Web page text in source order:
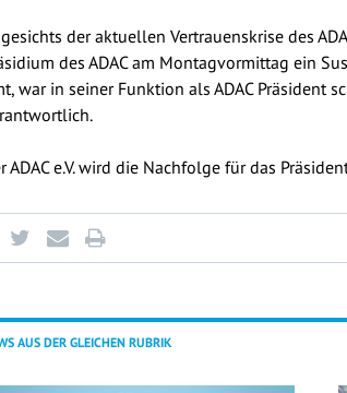
der aktuellen Vertrauenskrise des
des ADAC am Montagvormittag ein
war in seiner Funktion als ADAC
ADAC e.V. wird die Nachfolge für das
AUS DER GLEICHEN RUBRIK